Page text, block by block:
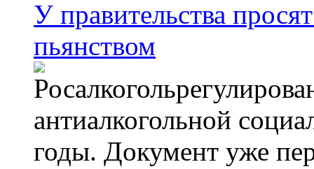
У правительства
пьянством
антиалкогольной
годы. Документ уже